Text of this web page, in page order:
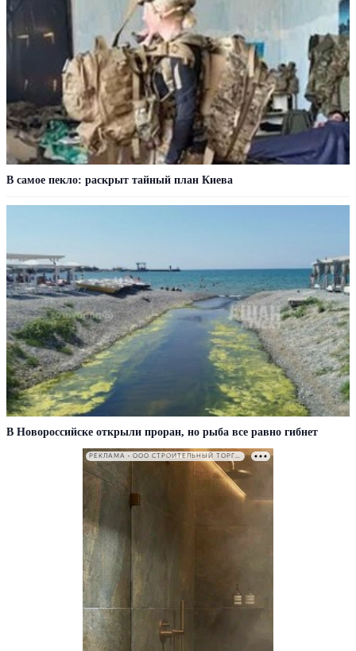
В самое пекло: раскрыт тайный план Киева
В Новороссийске открыли проран, но рыба все равно гибнет
РЕКЛАМА • ООО СТРОИТЕЛЬНЫЙ ТОРГОВЫЙ ДОМ «ПЕТРОВИЧ». ИНН: 7802348846